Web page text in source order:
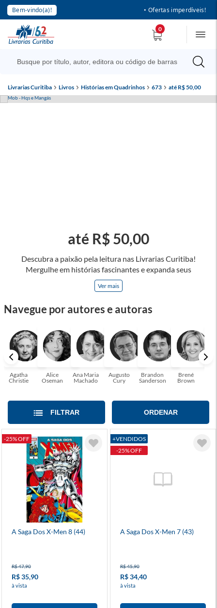
Bem-vindo(a)! • Ofertas imperdíveis!
0
Livrarias Curitiba Livros Histórias em Quadrinhos 673 até R$ 50,00
Descubra a paixão pela leitura nas Livrarias Curitiba!
Mergulhe em histórias fascinantes e expanda seus
horizontes, onde cada página é uma porta para novos
universos e perspectivas. Ler nos permite viajar sem sair do
e tenha a oportunidade de alcançar o seu crescimento
passe um tempo no mundo da imaginação! A leitura
transforma vidas e estamos aqui para ajudar a transformar a
sua! Tenha certeza, temos o livro perfeito para você!
Ver mais
até R$ 50,00
Navegue por autores e autoras
Agatha
Christie
Alice
Oseman
Ana Maria
Machado
Augusto
Cury
Brandon
Sanderson
Brené
Brown
FILTRAR ORDENAR
-25% OFF
A Saga Dos X-Men 8 (44)
R$ 47,90
R$ 35,90
à vista
+VENDIDOS
-25% OFF
A Saga Dos X-Men 7 (43)
R$ 45,90
R$ 34,40
à vista